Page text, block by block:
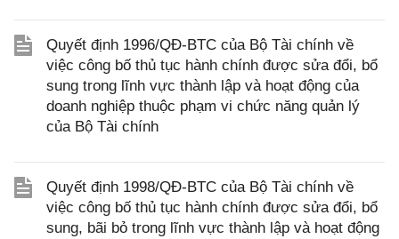
Quyết định 1996/QĐ-BTC của Bộ Tài chính về
việc công bố thủ tục hành chính được sửa đổi, bổ
sung trong lĩnh vực thành lập và hoạt động của
doanh nghiệp thuộc phạm vi chức năng quản lý
của Bộ Tài chính
Quyết định 1998/QĐ-BTC của Bộ Tài chính về
việc công bố thủ tục hành chính được sửa đổi, bổ
sung, bãi bỏ trong lĩnh vực thành lập và hoạt động